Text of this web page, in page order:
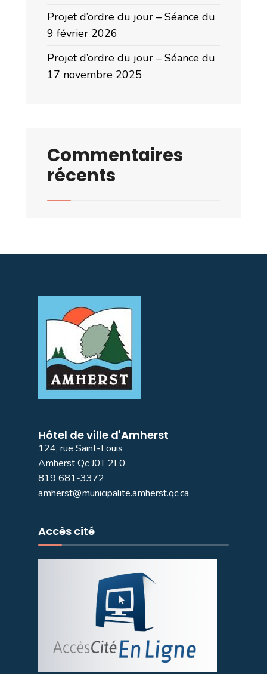
Projet d’ordre du jour – Séance du
9 février 2026
Projet d’ordre du jour – Séance du
17 novembre 2025
Commentaires
récents
Hôtel de ville d'Amherst
124, rue Saint-Louis
Amherst Qc J0T 2L0
819 681-3372
amherst@municipalite.amherst.qc.ca
Accès cité